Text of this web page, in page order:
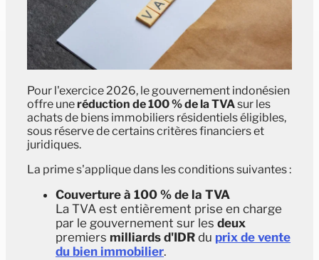
Pour l'exercice 2026, le gouvernement indonésien
offre une réduction de 100 % de la TVAsur les
achats de biens immobiliers résidentiels éligibles,
sous réserve de certains critères financiers et
juridiques.
La prime s'applique dans les conditions suivantes :
Couverture à 100 % de la TVA
La TVA est entièrement prise en charge
par le gouvernement sur les deux
premiers milliards d'IDR du prix de vente
du bien immobilier.